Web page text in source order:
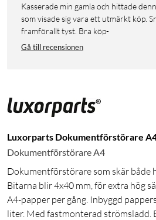
Kasserade min gamla och hittade denna på Kjell & kompani
som visade sig vara ett utmärkt köp.
framförallt tyst. Bra köp-
Gå till recensionen
Luxorparts Dokumentförstörare
Dokumentförstörare A4
Dokumentförstörare som skär både
Bitarna blir 4x40 mm, för extra hög
A4-papper per gång. Inbyggd
liter. Med fastmonterad strömsladd.